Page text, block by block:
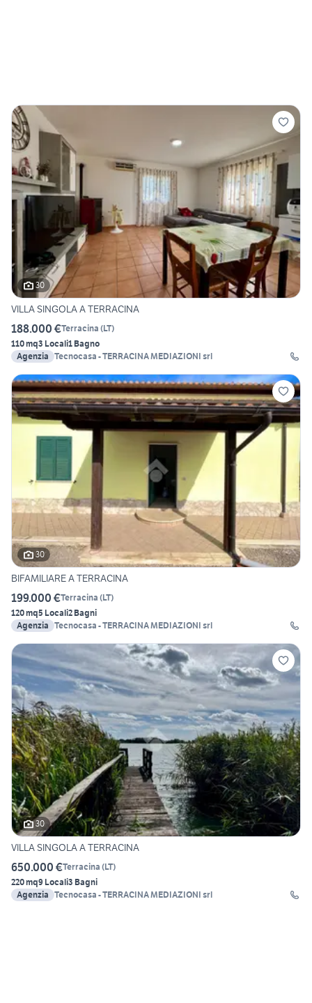
30
VILLA SINGOLA A TERRACINA
188.000 €Terracina (LT)
110 mq3 Locali1 Bagno
Agenzia Tecnocasa - TERRACINA MEDIAZIONI srl
30
BIFAMILIARE A TERRACINA
199.000 €Terracina (LT)
120 mq5 Locali2 Bagni
Agenzia Tecnocasa - TERRACINA MEDIAZIONI srl
30
VILLA SINGOLA A TERRACINA
650.000 €Terracina (LT)
220 mq9 Locali3 Bagni
Agenzia Tecnocasa - TERRACINA MEDIAZIONI srl